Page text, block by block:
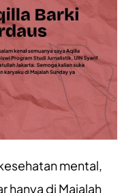
mental,
hanya di Majalah